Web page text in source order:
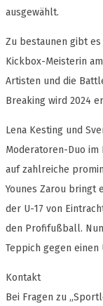
ausgewählt.
Zu bestaunen gibt
Kickbox-Meisterin
Artisten und die
Breaking wird 2024
Lena Kesting und
Moderatoren-Duo im
auf zahlreiche
Younes Zarou bringt
der U-17 von
den Profifußball.
Teppich gegen einen
Kontakt
Bei Fragen zu